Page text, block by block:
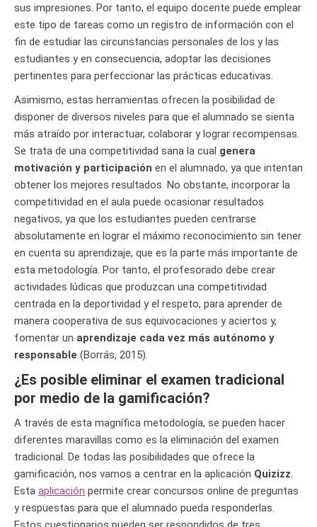
sus impresiones. Por tanto, el equipo docente puede emplear
este tipo de tareas como un registro de información con el
fin de estudiar las circunstancias personales de los y las
estudiantes y en consecuencia, adoptar las decisiones
pertinentes para perfeccionar las prácticas educativas.
Asimismo, estas herramientas ofrecen la posibilidad de
disponer de diversos niveles para que el alumnado se sienta
más atraído por interactuar, colaborar y lograr recompensas.
Se trata de una competitividad sana la cual genera
motivación y participación en el alumnado, ya que intentan
obtener los mejores resultados. No obstante, incorporar la
competitividad en el aula puede ocasionar resultados
negativos, ya que los estudiantes pueden centrarse
absolutamente en lograr el máximo reconocimiento sin tener
en cuenta su aprendizaje, que es la parte más importante de
esta metodología. Por tanto, el profesorado debe crear
actividades lúdicas que produzcan una competitividad
centrada en la deportividad y el respeto, para aprender de
manera cooperativa de sus equivocaciones y aciertos y,
fomentar un aprendizaje cada vez más autónomo y
responsable (Borrás, 2015).
¿Es posible eliminar el examen tradicional
por medio de la gamificación?
A través de esta magnífica metodología, se pueden hacer
diferentes maravillas como es la eliminación del examen
tradicional. De todas las posibilidades que ofrece la
gamificación, nos vamos a centrar en la aplicación Quizizz
Esta aplicación permite crear concursos online de preguntas
y respuestas para que el alumnado pueda responderlas.